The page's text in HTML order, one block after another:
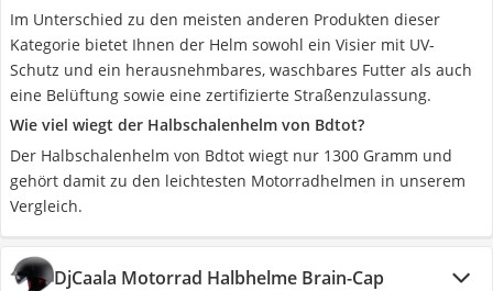
Im Unterschied zu den meisten anderen Produkten dieser
Kategorie bietet Ihnen der Helm sowohl ein Visier mit UV-
Schutz und ein herausnehmbares, waschbares Futter als auch
eine Belüftung sowie eine zertifizierte Straßenzulassung.
Wie viel wiegt der Halbschalenhelm von Bdtot?
Der Halbschalenhelm von Bdtot wiegt nur 1300 Gramm und
gehört damit zu den leichtesten Motorradhelmen in unserem
Vergleich.
DjCaala Motorrad Halbhelme Brain-Cap